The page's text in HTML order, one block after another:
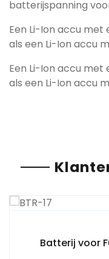
batterijspanning
Een Li-Ion accu met
als een Li-Ion accu
Een Li-Ion accu met
als een Li-Ion accu
Batterij voor